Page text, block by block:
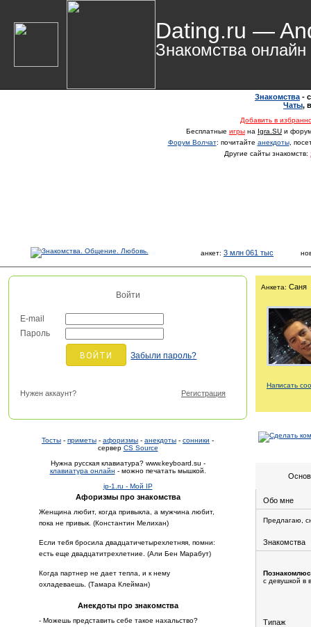
Dating.ru —
Знакомства онлайн
Знакомства -
Чаты,
Добавить в
Бесплатные игры на Igra.SU и
Форум Волчат: почитайте анекдоты,
Другие сайты знакомств:
анкет: 3 млн 061 тыс
Войти
E-mail
Пароль
Забыли пароль?
Нужен аккаунт? Регистрация
Тосты - приметы - афоризмы - анекдоты - сонники -
сервер CS Source
Нужна русская клавиатура? www.keyboard.su -
клавиатура онлайн - можно печатать мышкой.
ip-1.ru - Мой IP
Афоризмы про знакомства
Женщина любит, когда привыкла, а мужчина любит,
пока не привык. (Константин Мелихан)
Если тебя бросила двадцатичетырехлетняя, помни:
есть еще двадцатитрехлетние. (Али Бен Марабут)
Когда партнер не дает тепла, и к нему
охладеваешь. (Тамара Клейман)
Анекдоты про знакомства
- Можешь представить себе такое нахальство?
Анкета: Саня
Написать
Обо мне
Предлагаю,
Знакомства
с девушкой в
Типаж